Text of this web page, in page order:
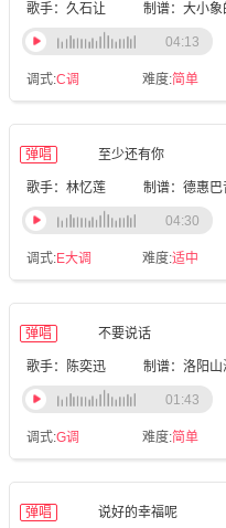
歌手：久石让 制谱：大小象
调式:C调 难度:简单
04:13
弹唱 至少还有你
歌手：林忆莲 制谱：德惠巴
调式:E大调 难度:适中
04:30
弹唱 不要说话
歌手：陈奕迅 制谱：洛阳
调式:G调 难度:简单
01:43
弹唱 说好的幸福呢